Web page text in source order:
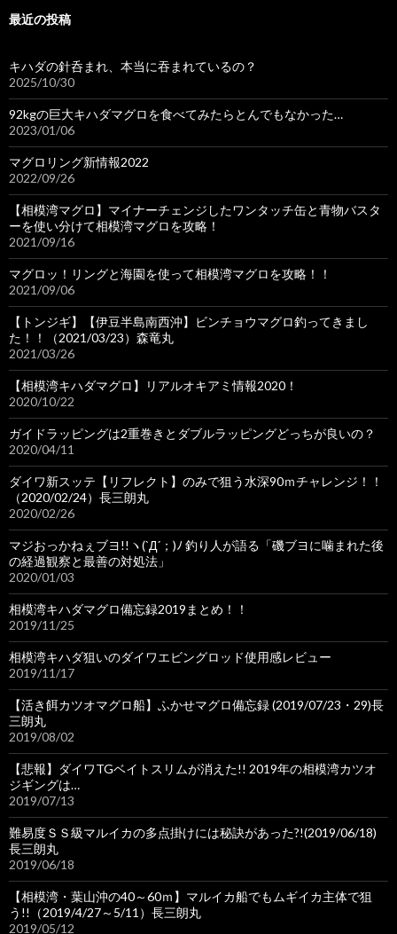
最近の投稿
キハダの針呑まれ、本当に吞まれているの？
2025/10/30
92kgの巨大キハダマグロを食べてみたらとんでもなかった…
2023/01/06
マグロリング新情報2022
2022/09/26
【相模湾マグロ】マイナーチェンジしたワンタッチ缶と青物バスタ
ーを使い分けて相模湾マグロを攻略！
2021/09/16
マグロッ！リングと海園を使って相模湾マグロを攻略！！
2021/09/06
【トンジギ】【伊豆半島南西沖】ビンチョウマグロ釣ってきまし
た！！（2021/03/23）森竜丸
2021/03/26
【相模湾キハダマグロ】リアルオキアミ情報2020！
2020/10/22
ガイドラッピングは2重巻きとダブルラッピングどっちが良いの？
2020/04/11
ダイワ新スッテ【リフレクト】のみで狙う水深90ｍチャレンジ！！
（2020/02/24）長三朗丸
2020/02/26
マジおっかねぇブヨ!!ヽ(`Д´；)ﾉ 釣り人が語る「磯ブヨに噛まれた後
の経過観察と最善の対処法」
2020/01/03
相模湾キハダマグロ備忘録2019まとめ！！
2019/11/25
相模湾キハダ狙いのダイワエビングロッド使用感レビュー
2019/11/17
【活き餌カツオマグロ船】ふかせマグロ備忘録 (2019/07/23・29)長
三朗丸
2019/08/02
【悲報】ダイワTGベイトスリムが消えた!! 2019年の相模湾カツオ
ジギングは…
2019/07/13
難易度ＳＳ級マルイカの多点掛けには秘訣があった?!(2019/06/18)
長三朗丸
2019/06/18
【相模湾・葉山沖の40～60ｍ】マルイカ船でもムギイカ主体で狙
う!!（2019/4/27～5/11）長三朗丸
2019/05/12